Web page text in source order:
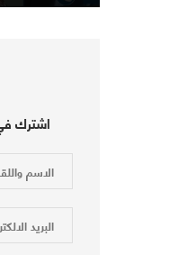
اشترك